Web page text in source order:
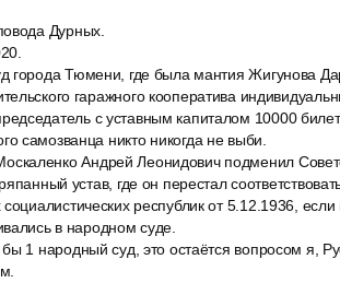
Дурных.
города Тюмени, где была мантия Жигунова
гаражного кооператива
с уставным капиталом 10000
самозванца никто никогда не выби.
Андрей Леонидович подменил
устав, где он перестал
социалистических республик от 5.12.1936,
в народном суде.
1 народный суд, это остаётся вопросом я,